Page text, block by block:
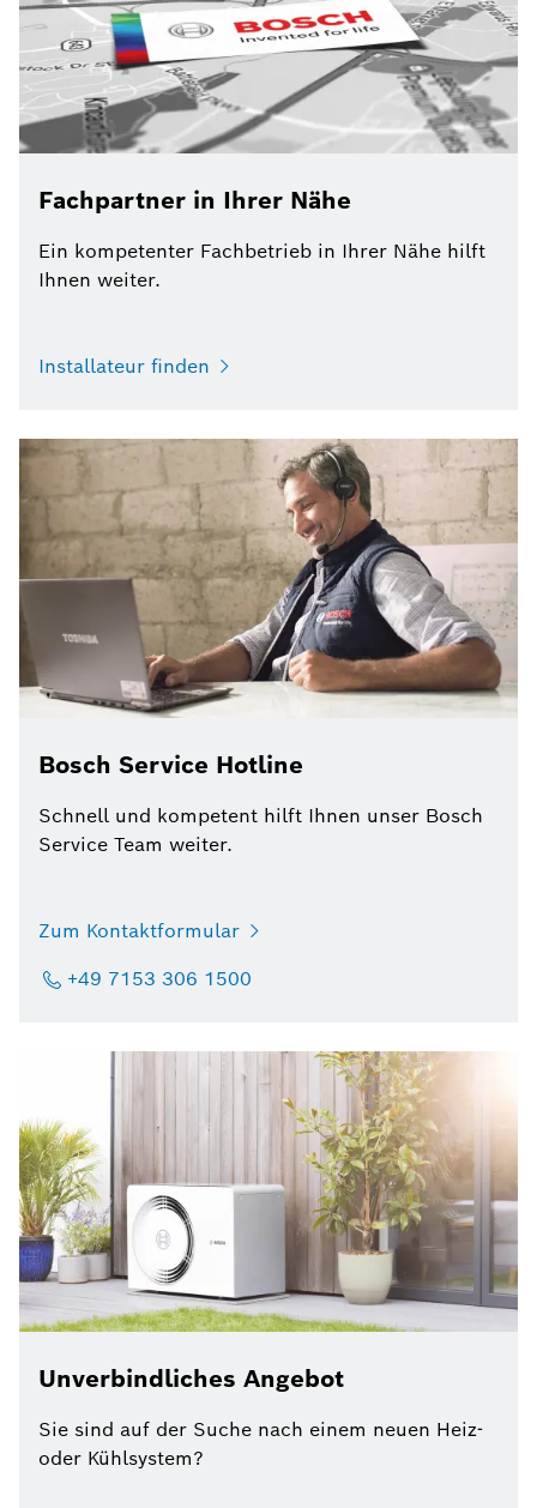
Fachpartner in Ihrer Nähe
Ein kompetenter Fachbetrieb in Ihrer Nähe hilft
Ihnen weiter.
Installateur finden
Bosch Service Hotline
Schnell und kompetent hilft Ihnen unser Bosch
Service Team weiter.
Zum Kontaktformular
+49 7153 306 1500
Unverbindliches Angebot
Sie sind auf der Suche nach einem neuen Heiz-
oder Kühlsystem?